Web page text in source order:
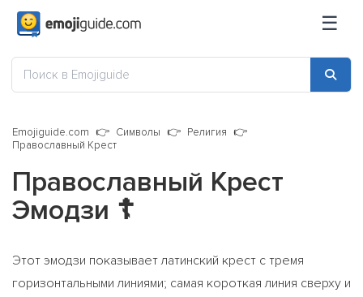
☰
Emojiguide.com Символы
Религия
Православный Крест
Православный Крест
Эмодзи ☦️
Этот эмодзи показывает латинский крест с тремя
горизонтальными линиями; самая короткая линия сверху и